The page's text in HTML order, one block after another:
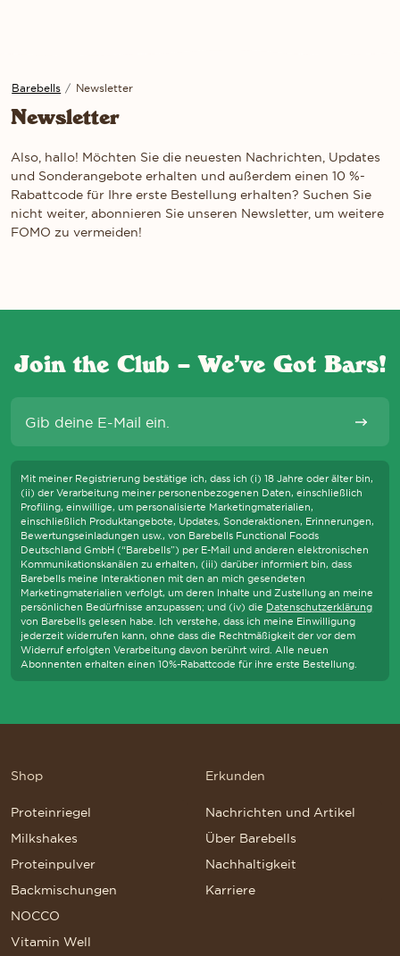
Barebells / Newsletter
Newsletter
Also, hallo! Möchten Sie die neuesten Nachrichten, Updates
und Sonderangebote erhalten und außerdem einen 10 %-
Rabattcode für Ihre erste Bestellung erhalten? Suchen Sie
nicht weiter, abonnieren Sie unseren Newsletter, um weitere
FOMO zu vermeiden!
Join the Club – We’ve Got Bars!
Mit meiner Registrierung bestätige ich, dass ich (i) 18 Jahre oder älter bin,
(ii) der Verarbeitung meiner personenbezogenen Daten, einschließlich
Profiling, einwillige, um personalisierte Marketingmaterialien,
einschließlich Produktangebote, Updates, Sonderaktionen, Erinnerungen,
Bewertungseinladungen usw., von Barebells Functional Foods
Deutschland GmbH (“Barebells”) per E-Mail und anderen elektronischen
Kommunikationskanälen zu erhalten, (iii) darüber informiert bin, dass
Barebells meine Interaktionen mit den an mich gesendeten
Marketingmaterialien verfolgt, um deren Inhalte und Zustellung an meine
persönlichen Bedürfnisse anzupassen; und (iv) die Datenschutzerklärung
von Barebells gelesen habe. Ich verstehe, dass ich meine Einwilligung
jederzeit widerrufen kann, ohne dass die Rechtmäßigkeit der vor dem
Widerruf erfolgten Verarbeitung davon berührt wird. Alle neuen
Abonnenten erhalten einen 10%-Rabattcode für ihre erste Bestellung.
Shop
Proteinriegel
Milkshakes
Proteinpulver
Backmischungen
NOCCO
Vitamin Well
Erkunden
Nachrichten und Artikel
Über Barebells
Nachhaltigkeit
Karriere
DIE WCAG-RICHTLINIEN EINHALTEN UND UNTERSTÜTZENDE